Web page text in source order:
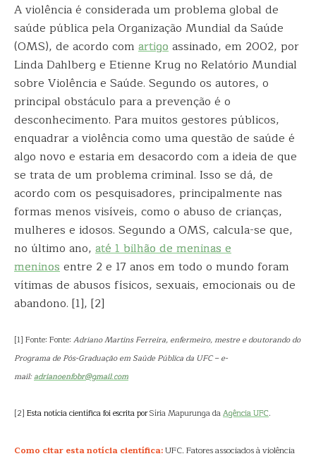
A violência é considerada um problema global de
saúde pública pela Organização Mundial da Saúde
(OMS), de acordo com artigoassinado, em 2002, por
Linda Dahlberg e Etienne Krug no Relatório Mundial
sobre Violência e Saúde. Segundo os autores, o
principal obstáculo para a prevenção é o
desconhecimento. Para muitos gestores públicos,
enquadrar a violência como uma questão de saúde é
algo novo e estaria em desacordo com a ideia de que
se trata de um problema criminal. Isso se dá, de
acordo com os pesquisadores, principalmente nas
formas menos visíveis, como o abuso de crianças,
mulheres e idosos. Segundo a OMS, calcula-se que,
no último ano, até 1 bilhão de meninas e
meninosentre 2 e 17 anos em todo o mundo foram
vítimas de abusos físicos, sexuais, emocionais ou de
abandono. [1], [2]
[1] Fonte: Fonte: Adriano Martins Ferreira, enfermeiro, mestre e doutorando do
Programa de Pós-Graduação em Saúde Pública da UFC – e-
mail:adrianoenfobr@gmail.com
[2] Esta notícia científica foi escrita porSíria Mapurunga daAgência UFC.
Como citar esta notícia científica:UFC. Fatores associados à violência